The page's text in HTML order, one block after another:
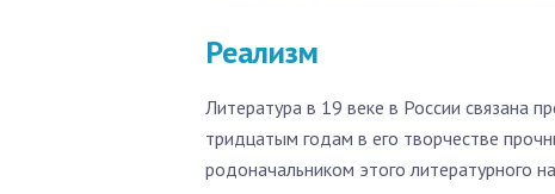
Реализм
Литература в 19 веке в России связана
тридцатым годам в его творчестве
родоначальником этого литературного